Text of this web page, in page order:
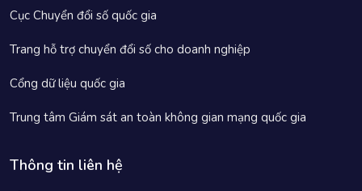
Cục Chuyển đổi số quốc gia
Trang hỗ trợ chuyển đổi số cho doanh nghiệp
Cổng dữ liệu quốc gia
Trung tâm Giám sát an toàn không gian mạng quốc gia
Thông tin liên hệ